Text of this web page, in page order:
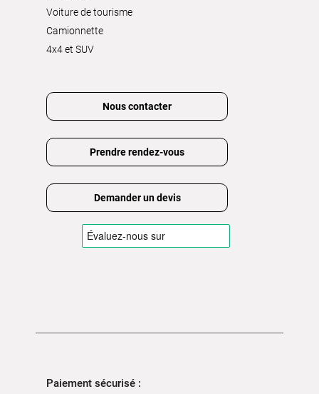
Voiture de tourisme
Camionnette
4x4 et SUV
Nous contacter
Prendre rendez-vous
Demander un devis
Paiement sécurisé :